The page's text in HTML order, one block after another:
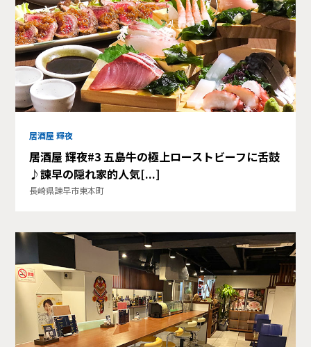
居酒屋 輝夜
居酒屋 輝夜#3 五島牛の極上ローストビーフに舌鼓
♪諫早の隠れ家的人気[...]
長崎県諫早市東本町